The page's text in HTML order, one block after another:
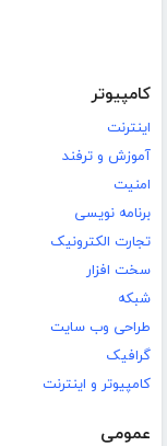
کامپیوتر
اینترنت
آموزش و ترفند
امنیت
برنامه نویسی
تجارت الکترونیک
سخت افزار
شبکه
طراحی وب سایت
گرافیک
کامپیوتر و اینترنت
عمومی